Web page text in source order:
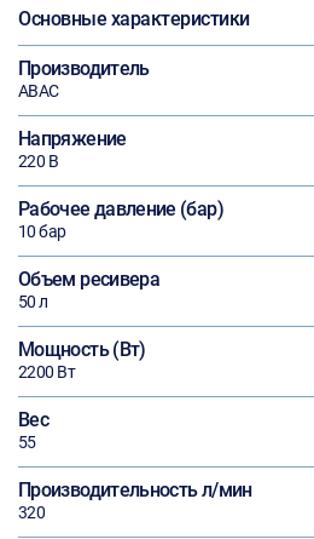
Основные характеристики
Производитель
ABAC
Напряжение
220 В
Рабочее давление (бар)
10 бар
Объем ресивера
50 л
Мощность (Вт)
2200 Вт
Вес
55
Производительность л/мин
320